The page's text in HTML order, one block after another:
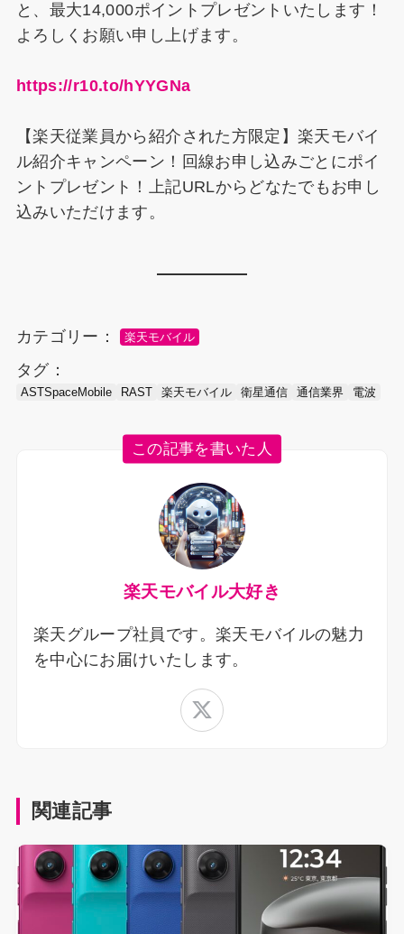
と、最大14,000ポイントプレゼントいたします！
よろしくお願い申し上げます。
https://r10.to/hYYGNa
【楽天従業員から紹介された方限定】楽天モバイ
ル紹介キャンペーン！回線お申し込みごとにポイ
ントプレゼント！上記URLからどなたでもお申し
込みいただけます。
カテゴリー： 楽天モバイル
タグ：
ASTSpaceMobile RAST 楽天モバイル 衛星通信 通信業界 電波
この記事を書いた人
楽天モバイル大好き
楽天グループ社員です。楽天モバイルの魅力
を中心にお届けいたします。
関連記事